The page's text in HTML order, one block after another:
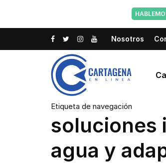
Nosotros
Etiqueta de navegación
soluciones
agua y